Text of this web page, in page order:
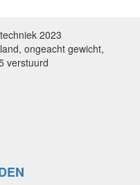
2023
ongeacht gewicht,
verstuurd